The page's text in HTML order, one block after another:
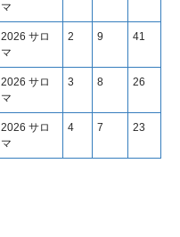
マ
2026 サロ
マ
2 9 41
2026 サロ
マ
3 8 26
2026 サロ
マ
4 7 23